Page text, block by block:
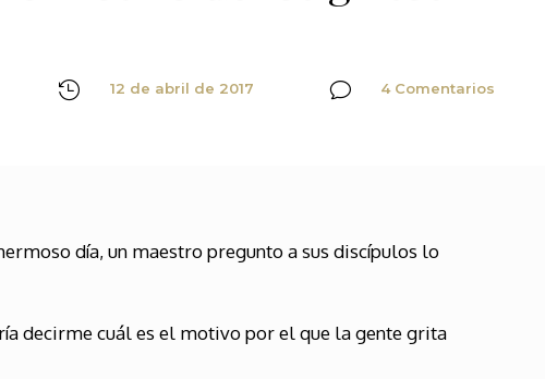
 12 de abril de 2017 v 4 Comentarios
día, un maestro pregunto a sus discípulos lo
decirme cuál es el motivo por el que la gente grita